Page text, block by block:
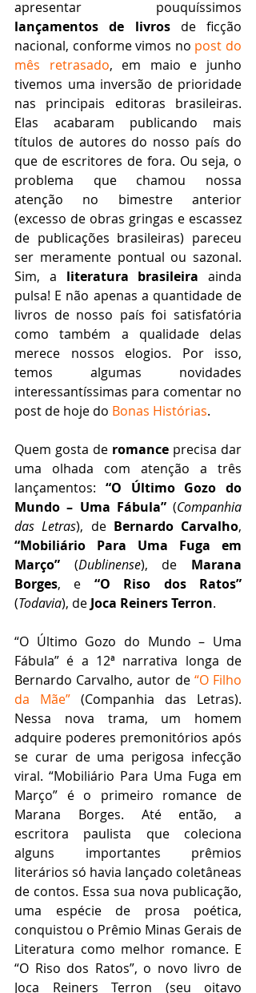
lançamentos de livros de ficção
nacional, conforme vimos no post do
mês retrasado, em maio e junho
tivemos uma inversão de prioridade
nas principais editoras brasileiras.
Elas acabaram publicando mais
títulos de autores do nosso país do
que de escritores de fora. Ou seja, o
problema que chamou nossa
atenção no bimestre anterior
(excesso de obras gringas e escassez
de publicações brasileiras) pareceu
ser meramente pontual ou sazonal.
Sim, a literatura brasileira ainda
pulsa! E não apenas a quantidade de
livros de nosso país foi satisfatória
como também a qualidade delas
merece nossos elogios. Por isso,
temos algumas novidades
interessantíssimas para comentar no
post de hoje do Bonas Histórias.
Quem gosta de romance precisa dar
uma olhada com atenção a três
lançamentos: “O Último Gozo do
Mundo – Uma Fábula” (Companhia
das Letras), de Bernardo Carvalho
“Mobiliário Para Uma Fuga em
Março” (Dublinense), de Marana
Borges, e “O Riso dos Ratos”
(Todavia), de Joca Reiners Terron.
“O Último Gozo do Mundo – Uma
Fábula” é a 12ª narrativa longa de
Bernardo Carvalho, autor de “O Filho
da Mãe” (Companhia das Letras).
Nessa nova trama, um homem
adquire poderes premonitórios após
se curar de uma perigosa infecção
viral. “Mobiliário Para Uma Fuga em
Março” é o primeiro romance de
Marana Borges. Até então, a
escritora paulista que coleciona
alguns importantes prêmios
literários só havia lançado coletâneas
de contos. Essa sua nova publicação,
uma espécie de prosa poética,
conquistou o Prêmio Minas Gerais de
Literatura como melhor romance. E
“O Riso dos Ratos”, o novo livro de
Joca Reiners Terron (seu oitavo